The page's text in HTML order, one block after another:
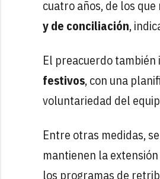
cuatro años, de los
y de conciliación,
El preacuerdo
festivos, con una
voluntariedad del
Entre otras medidas,
mantienen la
los programas de